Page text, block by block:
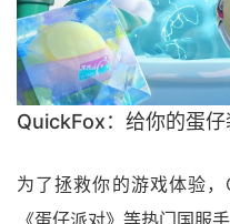
QuickFox：给你的蛋仔
为了拯救你的游戏体验